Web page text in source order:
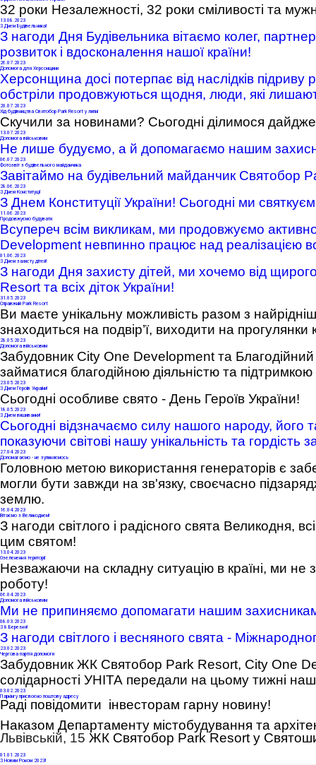
32 роки Незалежності, 32 роки сміливості та
13.08.2023
З Днем Будівельника!
З нагоди Дня Будівельника вітаємо колег,
розвиток і вдосконалення нашої країни!
26.07.2023
Допомога для Херсонщини
Херсонщина досі потерпає від наслідків
обстріли продовжуються щодня, люди, які
20.07.2023
Хід будівництва Святобор Park Resort у липні
Скучили за новинами? Сьогодні ділимося
13.07.2023
Допомога військовим
Не лише будуємо, а й допомагаємо нашим
06.07.2023
Фотозвіт з будівельного майданчика
Завітаймо на будівельний майданчик Святобор
28.06.2023
З Днем Конституції
З Днем Конституції України! Сьогодні ми
11 .06.2023
Продовжуємо будувати
Всупереч всім викликам, ми продовжуємо
Development невпинно працює над реалізацією
01 .06.2023
З Днем захисту дітей!
З нагоди Дня захисту дітей, ми хочемо від
Resort та всіх діток України!
31 .05.2023
Справжній Park Resort
Ви маєте унікальну можливість разом з
знаходиться на подвір’ї, виходити на
28.05.2023
Допомога військовим
Забудовник City One Development та
займатися благодійною діяльністю та
23.05.2023
З Днем Героїв України!
Сьогодні особливе свято - День Героїв України!
18.05.2023
З Днем вишиванки!
Сьогодні відзначаємо силу нашого народу, його
показуючи світові нашу унікальність та гордість
27.04.2023
Допомагаємо - не зупиняємось
Головною метою використання генераторів є
могли бути завжди на зв'язку, своєчасно
землю.
16.04.2023
Вітаємо з Великоднем!
З нагоди світлого і радісного свята Великодня,
цим святом!
13.04.2023
Озеленення території
Незважаючи на складну ситуацію в країні, ми
роботу!
06.04.2023
Допомога військовим
Ми не припиняємо допомагати нашим
08.03.2023
З 8 Березня!
З нагоди світлого і весняного свята -
23.02.2023
Чергова партія допомоги
Забудовник ЖК Святобор Park Resort, City One
солідарності УНІТА передали на цьому тижні
03.02.2023
Паркінгу присвоєно поштову адресу
Раді повідомити інвесторам гарну новину!
Наказом Департаменту містобудування та
Львівській, 15 ЖК Святобор Park Resort у
01 .01.2023
З Новим Роком 2023!